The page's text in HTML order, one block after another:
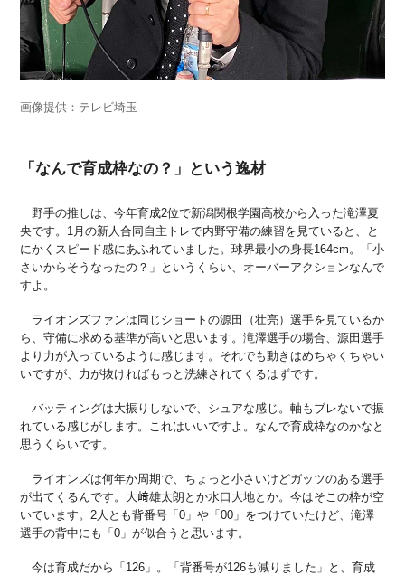
画像提供：テレビ埼玉
「なんで育成枠なの？」という逸材
野手の推しは、今年育成2位で新潟関根学園高校から入った滝澤夏
央です。1月の新人合同自主トレで内野守備の練習を見ていると、と
にかくスピード感にあふれていました。球界最小の身長164cm。「小
さいからそうなったの？」というくらい、オーバーアクションなんで
すよ。
ライオンズファンは同じショートの源田（壮亮）選手を見ているか
ら、守備に求める基準が高いと思います。滝澤選手の場合、源田選手
より力が入っているように感じます。それでも動きはめちゃくちゃい
いですが、力が抜ければもっと洗練されてくるはずです。
バッティングは大振りしないで、シュアな感じ。軸もブレないで振
れている感じがします。これはいいですよ。なんで育成枠なのかなと
思うくらいです。
ライオンズは何年か周期で、ちょっと小さいけどガッツのある選手
が出てくるんです。大﨑雄太朗とか水口大地とか。今はそこの枠が空
いています。2人とも背番号「0」や「00」をつけていたけど、滝澤
選手の背中にも「0」が似合うと思います。
今は育成だから「126」。「背番号が126も減りました」と、育成